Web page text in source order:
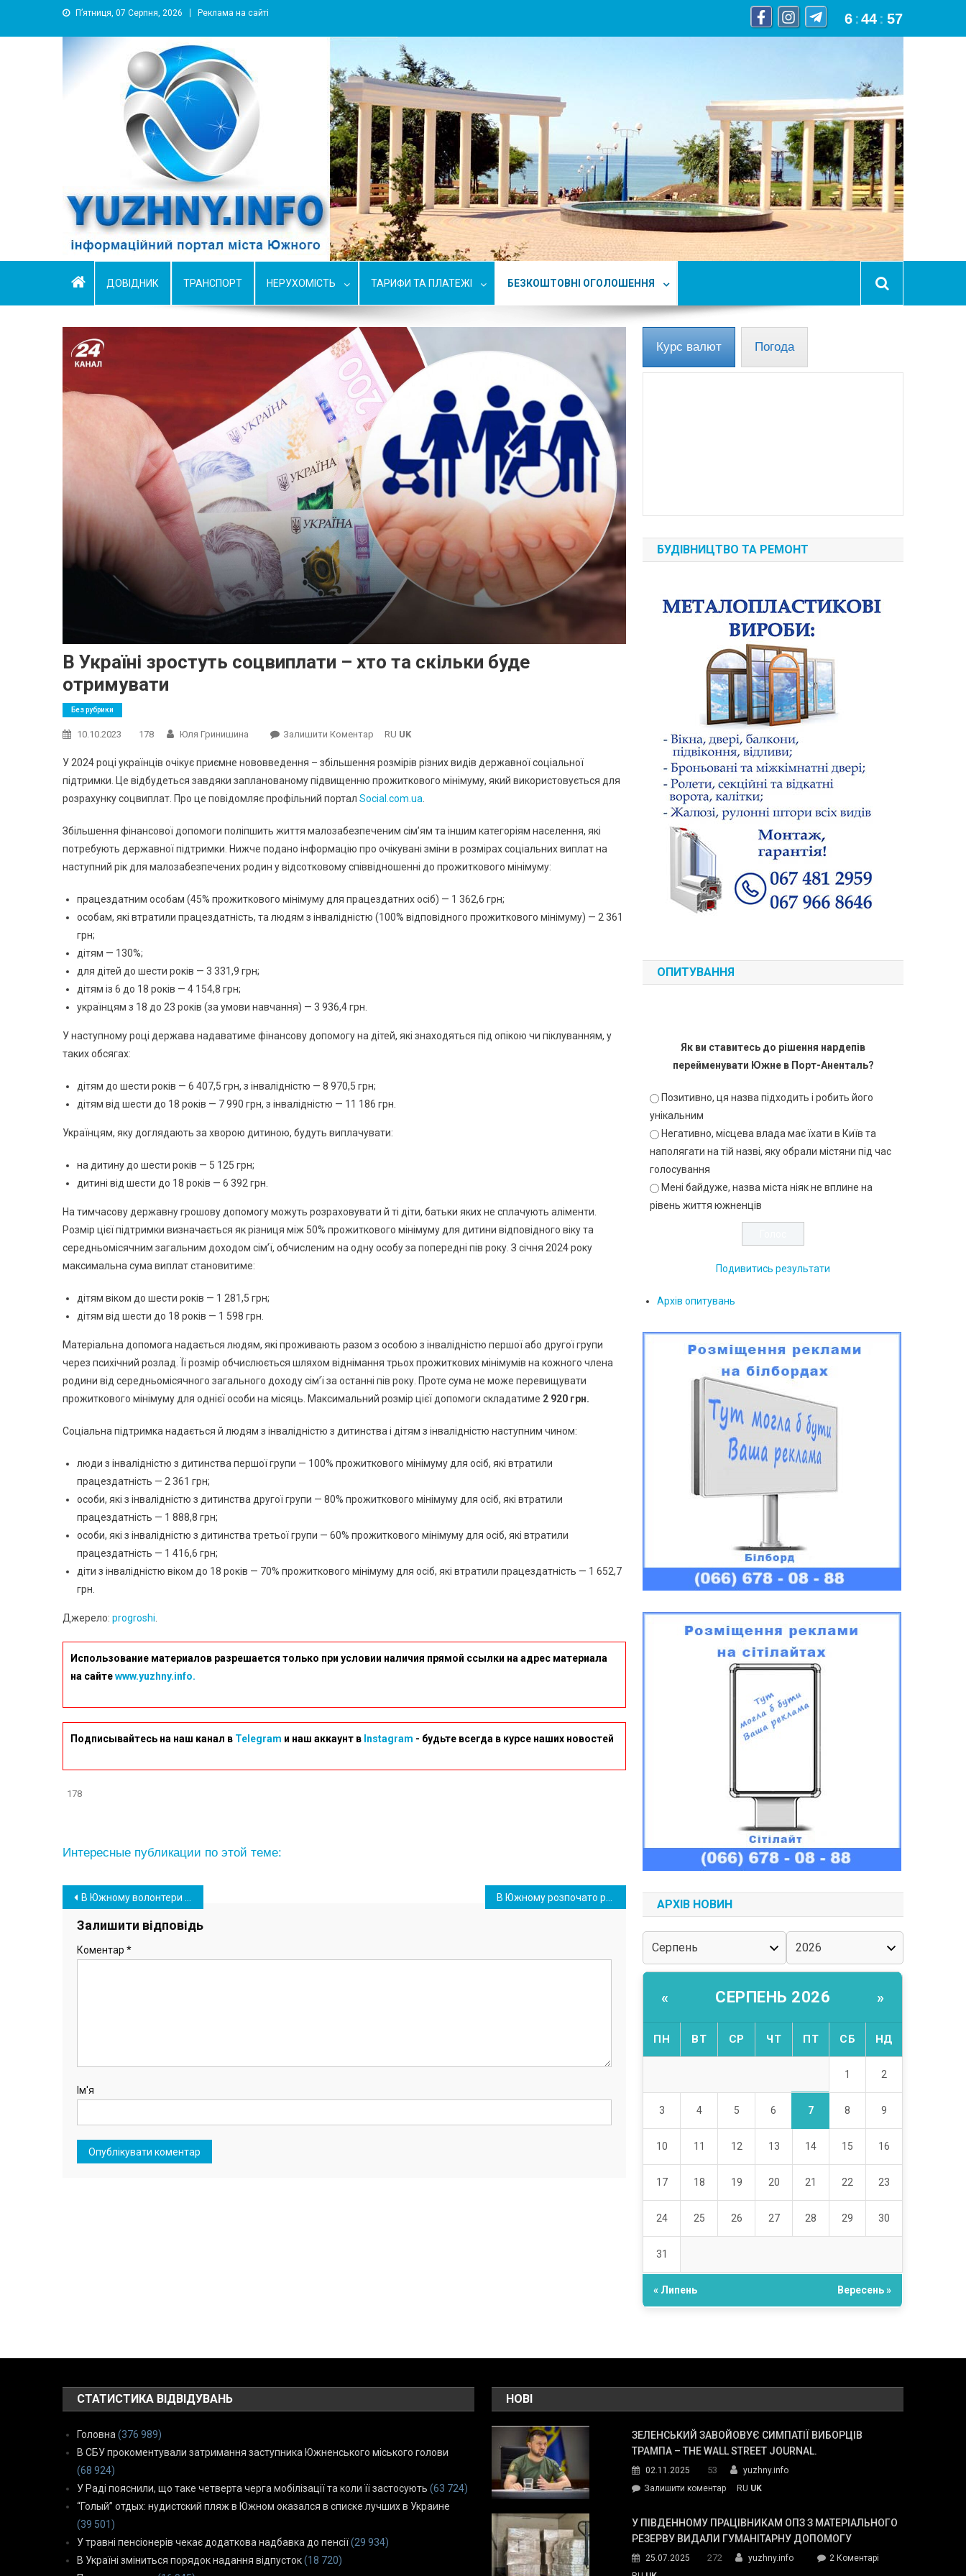
П’ятниця, 07 Серпня, 2026 Реклама на сайті 6 :44 : 58
YUZHNY.INFO
информационный портал города Южный
ДОВІДНИК ТРАНСПОРТ НЕРУХОМІСТЬ ТАРИФИ ТА ПЛАТЕЖІ БЕЗКОШТОВНІ ОГОЛОШЕННЯ
В Україні зростуть соцвиплати – хто та скільки буде
отримувати
Без рубрики
10.10.2023 178 Юля Гринишина Залишити Коментар
Україні
Зростуть
Соцвиплати
Хто
Та
Скільки
Отримувати
RU UK
У 2024 році українців очікує приємне нововведення – збільшення розмірів різних видів державної соціальної
підтримки. Це відбудеться завдяки запланованому підвищенню прожиткового мінімуму, який використовується для
розрахунку соцвиплат. Про це повідомляє профільний портал Social.com.ua
Збільшення фінансової допомоги поліпшить життя малозабезпеченим сім’ям та іншим категоріям населення, які
потребують державної підтримки. Нижче подано інформацію про очікувані зміни в розмірах соціальних виплат на
наступний рік для малозабезпечених родин у відсотковому співвідношенні до прожиткового мінімуму:
працездатним особам (45% прожиткового мінімуму для працездатних осіб) — 1 362,6 грн;
особам, які втратили працездатність, та людям з інвалідністю (100% відповідного прожиткового мінімуму) — 2 361
грн;
дітям — 130%;
для дітей до шести років — 3 331,9 грн;
дітям із 6 до 18 років — 4 154,8 грн;
українцям з 18 до 23 років (за умови навчання) — 3 936,4 грн.
У наступному році держава надаватиме фінансову допомогу на дітей, які знаходяться під опікою чи піклуванням, у
таких обсягах:
дітям до шести років — 6 407,5 грн, з інвалідністю — 8 970,5 грн;
дітям від шести до 18 років — 7 990 грн, з інвалідністю — 11 186 грн.
Українцям, яку доглядають за хворою дитиною, будуть виплачувати:
на дитину до шести років — 5 125 грн;
дитині від шести до 18 років — 6 392 грн.
На тимчасову державну грошову допомогу можуть розраховувати й ті діти, батьки яких не сплачують аліменти.
Розмір цієї підтримки визначається як різниця між 50% прожиткового мінімуму для дитини відповідного віку та
середньомісячним загальним доходом сім’ї, обчисленим на одну особу за попередні пів року. З січня 2024 року
максимальна сума виплат становитиме:
дітям віком до шести років — 1 281,5 грн;
дітям від шести до 18 років — 1 598 грн.
Матеріальна допомога надається людям, які проживають разом з особою з інвалідністю першої або другої групи
через психічний розлад. Її розмір обчислюється шляхом віднімання трьох прожиткових мінімумів на кожного члена
родини від середньомісячного загального доходу сім’ї за останні пів року. Проте сума не може перевищувати
прожиткового мінімуму для однієї особи на місяць. Максимальний розмір цієї допомоги складатиме 2 920 грн.
Соціальна підтримка надається й людям з інвалідністю з дитинства і дітям з інвалідністю наступним чином:
люди з інвалідністю з дитинства першої групи — 100% прожиткового мінімуму для осіб, які втратили
працездатність — 2 361 грн;
особи, які з інвалідністю з дитинства другої групи — 80% прожиткового мінімуму для осіб, які втратили
працездатність — 1 888,8 грн;
особи, які з інвалідністю з дитинства третьої групи — 60% прожиткового мінімуму для осіб, які втратили
працездатність — 1 416,6 грн;
діти з інвалідністю віком до 18 років — 70% прожиткового мінімуму для осіб, які втратили працездатність — 1 652,7
грн.
Джерело: progroshi
Использование материалов разрешается только при условии наличия прямой ссылки на адрес материала
на сайтеwww.yuzhny.info.
Подписывайтесь на наш канал в Telegram и наш аккаунт в Instagram - будьте всегда в курсе наших новостей
178
Интересные публикации по этой теме:
Навігація
записів
В Южному волонтери оголосили збір коштів для розширення Еспланади пам’яті
Залишити відповідь
Коментар *
Ім'я
Курс валют Погода
БУДІВНИЦТВО ТА РЕМОНТ
ОПИТУВАННЯ
Як ви ставитесь до рішення нардепів
перейменувати Южне в Порт-Аненталь?
Позитивно, ця назва підходить і робить його
унікальним
Негативно, місцева влада має їхати в Київ та
наполягати на тій назві, яку обрали містяни під час
голосування
Мені байдуже, назва міста ніяк не вплине на
рівень життя южненців
Подивитись результати
Архів опитувань
АРХІВ НОВИН
« СЕРПЕНЬ 2026 »
ПН ВТ СР ЧТ ПТ СБ НД
1 2
3 4 5 6 7 8 9
10 11 12 13 14 15 16
17 18 19 20 21 22 23
24 25 26 27 28 29 30
31
« Липень Вересень »
СТАТИСТИКА ВІДВІДУВАНЬ
Головна (376 989)
В СБУ прокоментували затримання заступника Южненського міського голови
(68 924)
У Раді пояснили, що таке четверта черга мобілізації та коли її застосують (63 724)
“Голый” отдых: нудистский пляж в Южном оказался в списке лучших в Украине
(39 501)
У травні пенсіонерів чекає додаткова надбавка до пенсії (29 934)
В Україні зміниться порядок надання відпусток (18 720)
НОВІ
ЗЕЛЕНСЬКИЙ ЗАВОЙОВУЄ СИМПАТІЇ ВИБОРЦІВ
ТРАМПА – THE WALL STREET JOURNAL.
02.11.2025 53
yuzhny.info
Залишити коментарon
завойовує
симпатії
Трампа
RU UK
У ПІВДЕННОМУ ПРАЦІВНИКАМ ОПЗ З МАТЕРІАЛЬНОГО
РЕЗЕРВУ ВИДАЛИ ГУМАНІТАРНУ ДОПОМОГУ
25.07.2025 272 yuzhny.info 2 Коментарідо